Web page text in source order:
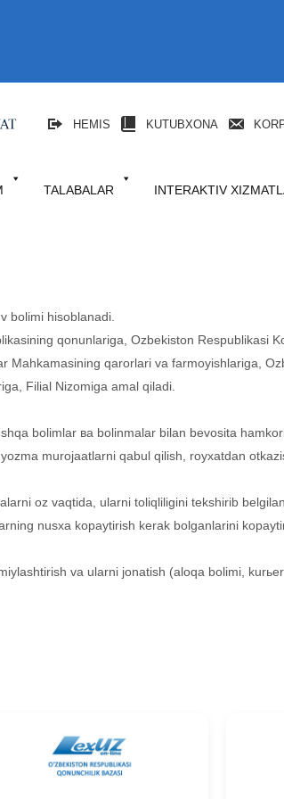
HEMIS KUTUBXONA
TALABALAR INTERAKTIV
bolimi hisoblanadi.
qonunlariga, Ozbekiston Respublikasi
Mahkamasining qarorlari va farmoyishlariga,
Filial Nizomiga amal qiladi.
bolimlar ва bolinmalar bilan bevosita
murojaatlarni qabul qilish, royxatdan
oz vaqtida, ularni toliqliligini tekshirib
nusxa kopaytirish kerak bolganlarini
va ularni jonatish (aloqa bolimi,